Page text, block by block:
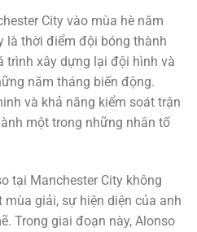
City vào mùa hè năm
là thời điểm đội bóng thành
trình xây dựng lại đội hình và
năm tháng biến động.
và khả năng kiểm soát trận
một trong những nhân tố
tại Manchester City không
giải, sự hiện diện của anh
Trong giai đoạn này, Alonso